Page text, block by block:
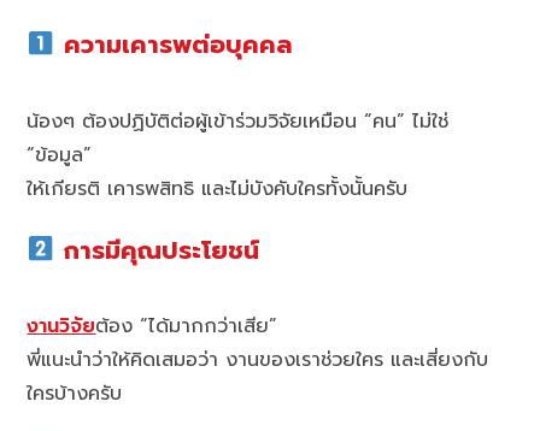
ความเคารพต่อบุคคล
น้องๆ ต้องปฏิบัติต่อผู้เข้าร่วมวิจัยเหมือน “คน” ไม่ใช่
“ข้อมูล”
ให้เกียรติ เคารพสิทธิ และไม่บังคับใครทั้งนั้นครับ
การมีคุณประโยชน์
งานวิจัยต้อง “ได้มากกว่าเสีย”
พี่แนะนำว่าให้คิดเสมอว่า งานของเราช่วยใคร และเสี่ยงกับ
ใครบ้างครับ